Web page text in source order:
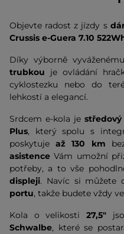
Objevte radost z jízdy s
Crussis e-Guera 7.10
Díky výborně
trubkou je ovládání
cyklostezku nebo do
lehkostí a elegancí.
Srdcem e-kola je středový
Plus, který spolu s
poskytujeaž 130 km
asistence Vám umožní
potřeby, a to vše
displeji. Navíc si můžete
portu, takže budete vždy
Kola o velikosti 27,5"
Schwalbe, které se